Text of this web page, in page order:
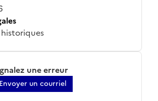
une erreur
Envoyer un courriel